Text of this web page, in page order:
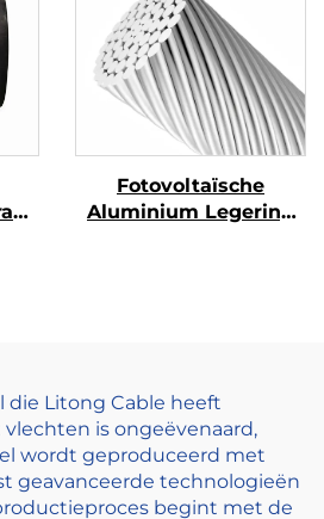
Fotovoltaïsche
Aluminium Legering
die Litong Cable heeft
is ongeëvenaard,
wordt geproduceerd met
geavanceerde technologieën
begint met de